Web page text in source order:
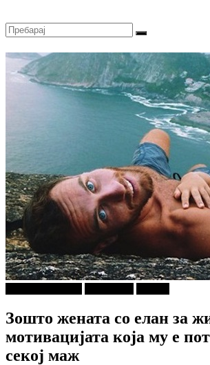
Зошто жената со елан за
мотивацијата која му е
секој маж